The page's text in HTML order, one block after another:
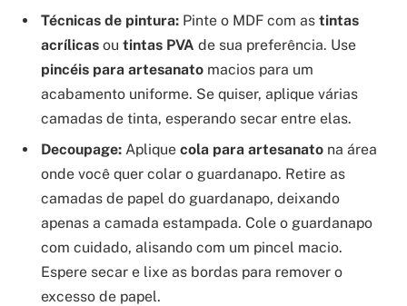
Técnicas de pintura: Pinte o MDF com as tintas
acrílicas ou tintas PVA de sua preferência. Use
pincéis para artesanato macios para um
acabamento uniforme. Se quiser, aplique várias
camadas de tinta, esperando secar entre elas.
Decoupage: Aplique cola para artesanato na área
onde você quer colar o guardanapo. Retire as
camadas de papel do guardanapo, deixando
apenas a camada estampada. Cole o guardanapo
com cuidado, alisando com um pincel macio.
Espere secar e lixe as bordas para remover o
excesso de papel.